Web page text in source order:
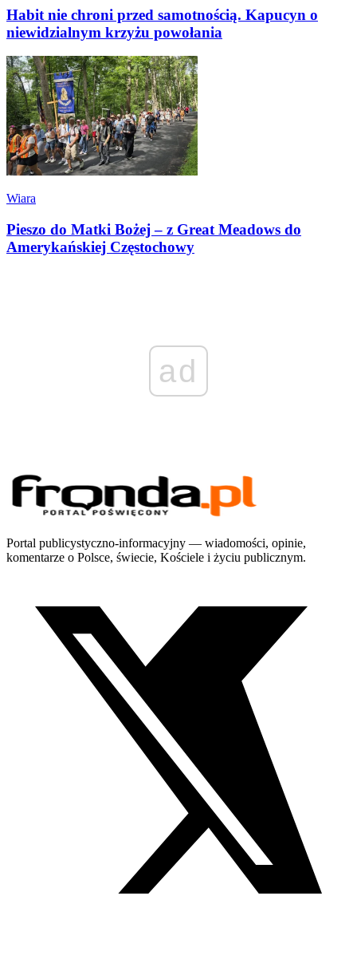
Habit nie chroni przed samotnością. Kapucyn o
niewidzialnym krzyżu powołania
Wiara
Pieszo do Matki Bożej – z Great Meadows do
Amerykańskiej Częstochowy
ad
Portal publicystyczno-informacyjny — wiadomości, opinie,
komentarze o Polsce, świecie, Kościele i życiu publicznym.